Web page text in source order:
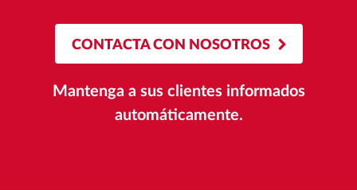
CONTACTA CON NOSOTROS
Mantenga a sus clientes informados
automáticamente.